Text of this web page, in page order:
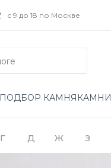
с 9 до 18 по Москве
ПОДБОР КАМНЯ КАМНИ
Г Д Ж З